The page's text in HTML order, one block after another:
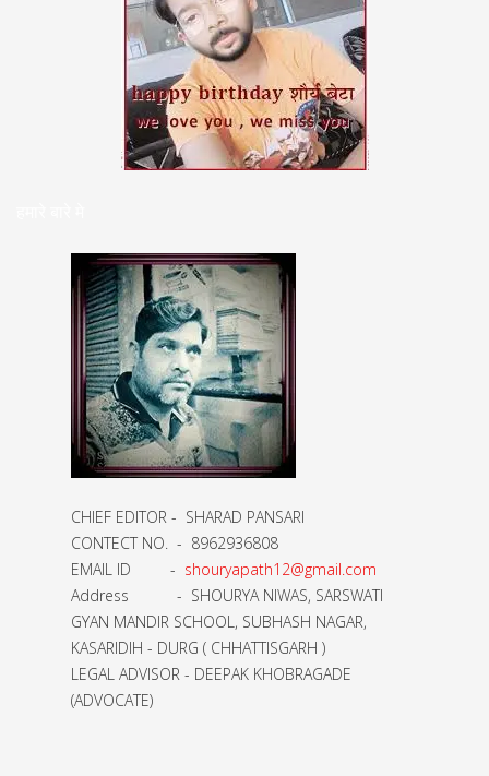
CHIEF EDITOR - SHARAD PANSARI
CONTECT NO. - 8962936808
EMAIL ID - shouryapath12@gmail.com
Address - SHOURYA NIWAS, SARSWATI
GYAN MANDIR SCHOOL, SUBHASH NAGAR,
KASARIDIH - DURG ( CHHATTISGARH )
LEGAL ADVISOR - DEEPAK KHOBRAGADE
(ADVOCATE)